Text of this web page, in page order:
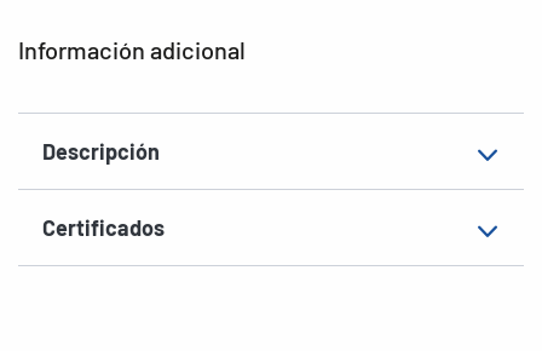
Información adicional
Descripción
Certificados
Gramaje
Superficie mate